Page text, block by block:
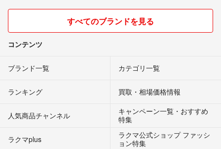
すべてのブランドを見る
コンテンツ
ブランド一覧 カテゴリ一覧
ランキング 買取・相場価格情報
人気商品チャンネル
キャンペーン一覧・おすすめ
特集
ラクマplus
ラクマ公式ショップ ファッシ
ョン特集